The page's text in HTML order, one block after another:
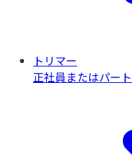
トリマー
正社員またはパート